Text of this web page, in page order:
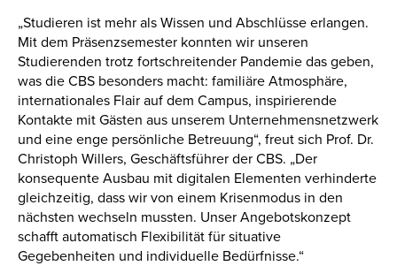
„Studieren ist mehr als Wissen und Abschlüsse erlangen.
Mit dem Präsenzsemester konnten wir unseren
Studierenden trotz fortschreitender Pandemie das geben,
was die CBS besonders macht: familiäre Atmosphäre,
internationales Flair auf dem Campus, inspirierende
Kontakte mit Gästen aus unserem Unternehmensnetzwerk
und eine enge persönliche Betreuung“, freut sich Prof. Dr.
Christoph Willers, Geschäftsführer der CBS. „Der
konsequente Ausbau mit digitalen Elementen verhinderte
gleichzeitig, dass wir von einem Krisenmodus in den
nächsten wechseln mussten. Unser Angebotskonzept
schafft automatisch Flexibilität für situative
Gegebenheiten und individuelle Bedürfnisse.“